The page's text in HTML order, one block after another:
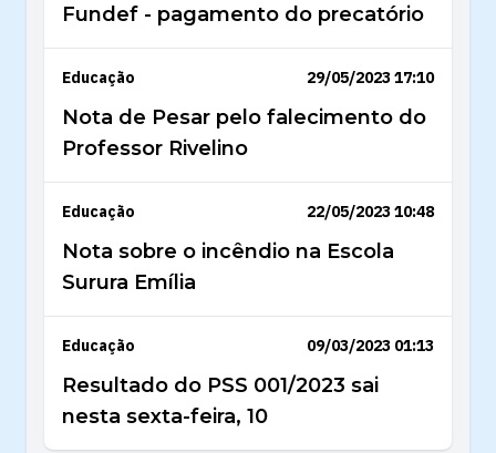
Fundef - pagamento do precatório
Educação 29/05/2023 17:10
Nota de Pesar pelo falecimento do
Professor Rivelino
Educação 22/05/2023 10:48
Nota sobre o incêndio na Escola
Surura Emília
Educação 09/03/2023 01:13
Resultado do PSS 001/2023 sai
nesta sexta-feira, 10